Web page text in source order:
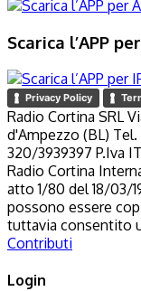
Scarica l’APP
Privacy Policy
Radio Cortina SRL
d'Ampezzo (BL)
320/3939397 P.Iva
Radio Cortina
atto 1/80 del 18/03/
possono essere
tuttavia consentito
Contributi
Login